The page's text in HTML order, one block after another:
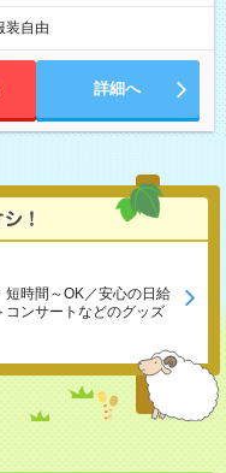
装自由
詳細へ
短時間～OK／安心の日給
ンサートなどのグッズ